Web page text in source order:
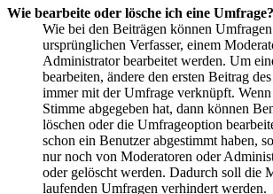
Wie bearbeite oder lösche ich eine Umfrage?
Wie bei den Beiträgen können
ursprünglichen Verfasser, einem
Administrator bearbeitet werden. Um
bearbeiten, ändere den ersten Beitrag
immer mit der Umfrage verknüpft.
Stimme abgegeben hat, dann können
löschen oder die Umfrageoption
schon ein Benutzer abgestimmt haben,
nur noch von Moderatoren oder
oder gelöscht werden. Dadurch soll die
laufenden Umfragen verhindert werden.